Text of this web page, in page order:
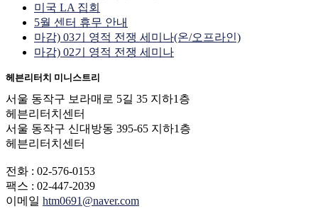
미국 LA 집회
5월 센터 휴무 안내
마감) 03기 영적 전쟁 세미나(온/오프라인)
마감) 02기 영적 전쟁 세미나
헤븐리터치 미니스트리
서울 동작구 보라매로 5길 35 지하1층
헤븐리터치센터
서울 동작구 신대방동 395-65 지하1층
헤븐리터치센터
전화 : 02-576-0153
팩스 : 02-447-2039
이메일 htm0691@naver.com